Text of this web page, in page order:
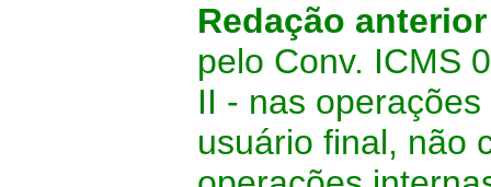
Redação
pelo Conv. ICMS
II - nas
usuário final, não